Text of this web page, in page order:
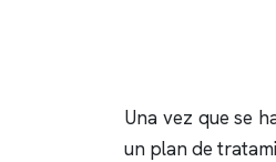
Una vez que se
un plan de